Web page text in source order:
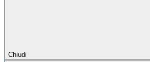
Chiudi